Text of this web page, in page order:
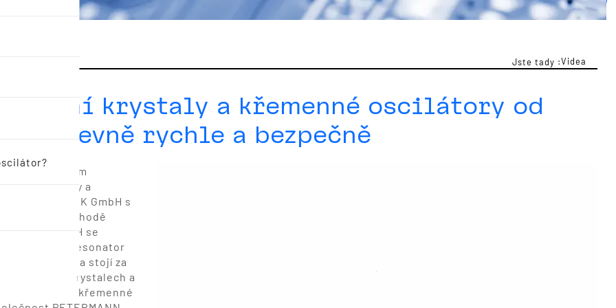
Jste tady :Videa
krystaly a křemenné oscilátory od
GmbH levně rychle a bezpečně
27 let předním
krystaly a
TECHNIK GmbH s
obchodě
GmbH se
(LOW ESR Resonator
30 patentech a stojí za
oscilačních krystalech a
inovativní křemenné